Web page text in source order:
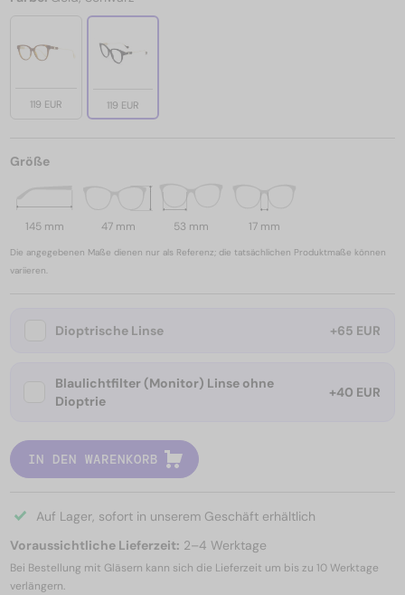
119 EUR 119 EUR
Größe
145 mm 47 mm 53 mm 17 mm
Die angegebenen Maße dienen nur als Referenz; die tatsächlichen Produktmaße können
variieren.
Dioptrische Linse +65 EUR
Blaulichtfilter (Monitor) Linse ohne
Dioptrie
+40 EUR
IN DEN WARENKORB
Auf Lager, sofort in unserem Geschäft erhältlich
Voraussichtliche Lieferzeit: 2–4 Werktage
Bei Bestellung mit Gläsern kann sich die Lieferzeit um bis zu 10 Werktage
verlängern.